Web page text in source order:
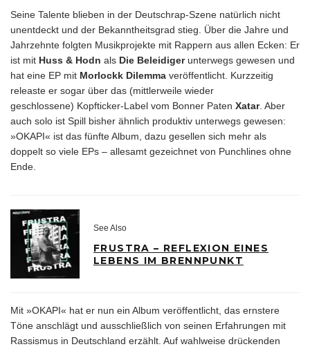
Seine Talente blieben in der Deutschrap-Szene natürlich nicht
unentdeckt und der Bekanntheitsgrad stieg. Über die Jahre und
Jahrzehnte folgten Musikprojekte mit Rappern aus allen Ecken: Er
ist mit Huss & Hodn als Die Beleidigerunterwegs gewesen und
hat eine EP mit Morlockk Dilemma veröffentlicht. Kurzzeitig
releaste er sogar über das (mittlerweile wieder
geschlossene) Kopfticker-Label vom Bonner Paten Xatar. Aber
auch solo ist Spill bisher ähnlich produktiv unterwegs gewesen:
»OKAPI« ist das fünfte Album, dazu gesellen sich mehr als
doppelt so viele EPs – allesamt gezeichnet von Punchlines ohne
Ende.
See Also
FRUSTRA – REFLEXION EINES
LEBENS IM BRENNPUNKT
Mit »OKAPI« hat er nun ein Album veröffentlicht, das ernstere
Töne anschlägt und ausschließlich von seinen Erfahrungen mit
Rassismus in Deutschland erzählt. Auf wahlweise drückenden